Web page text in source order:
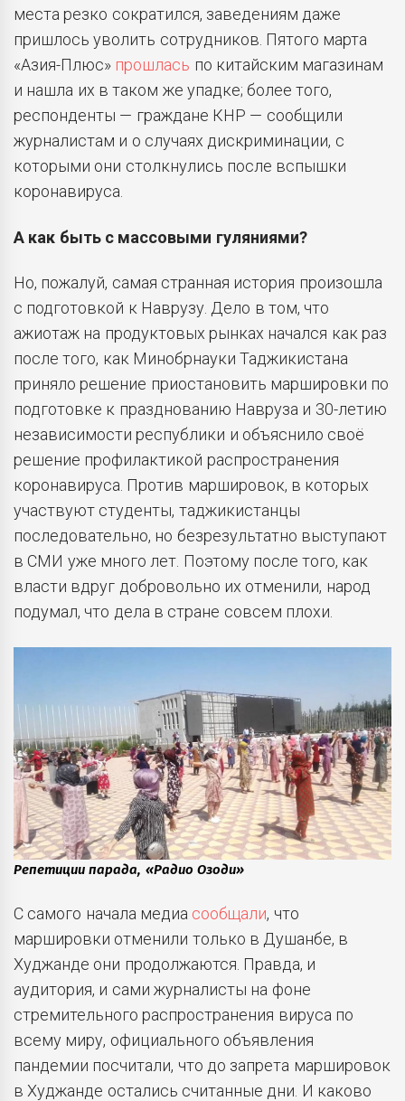
места резко сократился, заведениям даже
пришлось уволить сотрудников. Пятого марта
«Азия-Плюс» прошлась по китайским магазинам
и нашла их в таком же упадке; более того,
респонденты — граждане КНР — сообщили
журналистам и о случаях дискриминации, с
которыми они столкнулись после вспышки
коронавируса.
А как быть с массовыми гуляниями?
Но, пожалуй, самая странная история произошла
с подготовкой к Наврузу. Дело в том, что
ажиотаж на продуктовых рынках начался как раз
после того, как Минобрнауки Таджикистана
приняло решение приостановить маршировки по
подготовке к празднованию Навруза и 30-летию
независимости республики и объяснило своё
решение профилактикой распространения
коронавируса. Против маршировок, в которых
участвуют студенты, таджикистанцы
последовательно, но безрезультатно выступают
в СМИ уже много лет. Поэтому после того, как
власти вдруг добровольно их отменили, народ
подумал, что дела в стране совсем плохи.
Репетиции парада, «Радио Озоди»
С самого начала медиа сообщали, что
маршировки отменили только в Душанбе, в
Худжанде они продолжаются. Правда, и
аудитория, и сами журналисты на фоне
стремительного распространения вируса по
всему миру, официального объявления
пандемии посчитали, что до запрета маршировок
в Худжанде остались считанные дни. И каково